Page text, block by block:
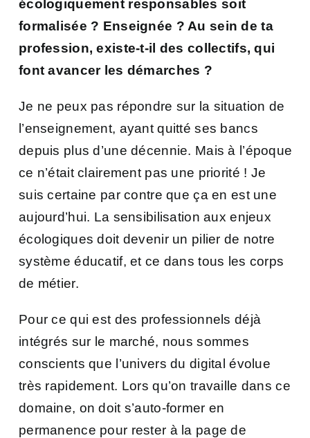
écologiquement responsables soit
formalisée ? Enseignée ? Au sein de ta
profession, existe-t-il des collectifs, qui
font avancer les démarches ?
Je ne peux pas répondre sur la situation de
l’enseignement, ayant quitté ses bancs
depuis plus d’une décennie. Mais à l’époque
ce n’était clairement pas une priorité ! Je
suis certaine par contre que ça en est une
aujourd’hui. La sensibilisation aux enjeux
écologiques doit devenir un pilier de notre
système éducatif, et ce dans tous les corps
de métier.
Pour ce qui est des professionnels déjà
intégrés sur le marché, nous sommes
conscients que l’univers du digital évolue
très rapidement. Lors qu’on travaille dans ce
domaine, on doit s’auto-former en
permanence pour rester à la page de